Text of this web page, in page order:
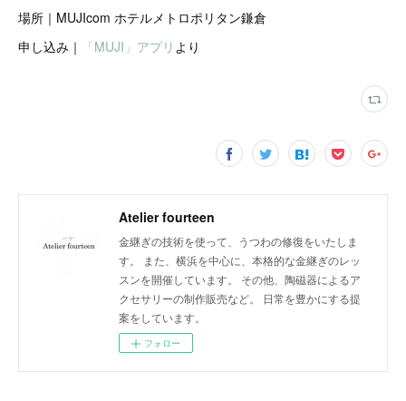
場所｜MUJIcom ホテルメトロポリタン鎌倉
申し込み｜
「MUJI」アプリ より
Atelier fourteen
金継ぎの技術を使って、うつわの修復をいたしま
す。 また、横浜を中心に、本格的な金継ぎのレッ
スンを開催しています。 その他、陶磁器によるア
クセサリーの制作販売など。 日常を豊かにする提
案をしています。
フォロー